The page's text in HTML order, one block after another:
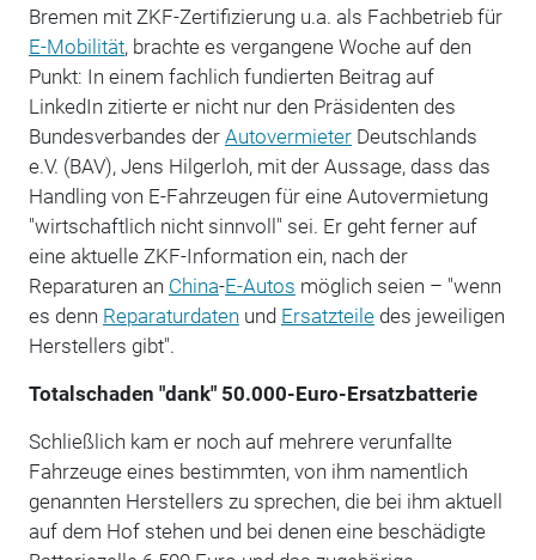
Bremen mit ZKF-Zertifizierung u.a. als Fachbetrieb für
E-Mobilität, brachte es vergangene Woche auf den
Punkt: In einem fachlich fundierten Beitrag auf
LinkedIn zitierte er nicht nur den Präsidenten des
Bundesverbandes der AutovermieterDeutschlands
e.V. (BAV), Jens Hilgerloh, mit der Aussage, dass das
Handling von E-Fahrzeugen für eine Autovermietung
"wirtschaftlich nicht sinnvoll" sei. Er geht ferner auf
eine aktuelle ZKF-Information ein, nach der
Reparaturen an China-E-Autos möglich seien – "wenn
es denn Reparaturdaten und Ersatzteiledes jeweiligen
Herstellers gibt".
Totalschaden "dank" 50.000-Euro-Ersatzbatterie
Schließlich kam er noch auf mehrere verunfallte
Fahrzeuge eines bestimmten, von ihm namentlich
genannten Herstellers zu sprechen, die bei ihm aktuell
auf dem Hof stehen und bei denen eine beschädigte